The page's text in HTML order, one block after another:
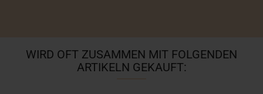
WIRD OFT ZUSAMMEN MIT FOLGENDEN
ARTIKELN GEKAUFT: